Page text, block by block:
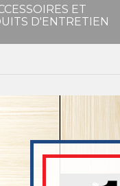
ET
D'ENTRETIEN